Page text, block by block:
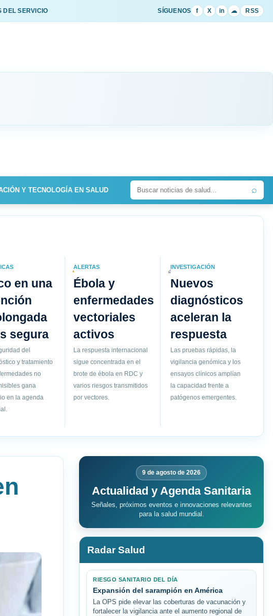
DEL SERVICIO SÍGUENOS f X in ☁ RSS
Y TECNOLOGÍA EN SALUD ⌕
en una
segura
del
y tratamiento
no
gana
en la agenda
ALERTAS
Ébola y
enfermedades
vectoriales
activos
La respuesta internacional
sigue concentrada en el
brote de ébola en RDC y
varios riesgos transmitidos
por vectores.
INVESTIGACIÓN
Nuevos
diagnósticos
aceleran la
respuesta
Las pruebas rápidas, la
vigilancia genómica y los
ensayos clínicos amplían
la capacidad frente a
patógenos emergentes.
9 de agosto de 2026
Actualidad y Agenda Sanitaria
Señales, próximos eventos e innovaciones relevantes
para la salud mundial.
Radar Salud
RIESGO SANITARIO DEL DÍA
Expansión del sarampión en América
La OPS pide elevar las coberturas de vacunación y
fortalecer la vigilancia ante el aumento regional de